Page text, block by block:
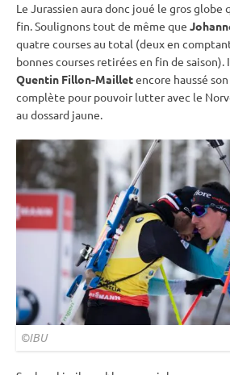
Le Jurassien aura donc joué le gros globe
fin. Soulignons tout de même que
quatre courses au total (deux en
bonnes courses retirées en fin de saison).
Quentin Fillon-Mailletencore haussé
complète pour pouvoir lutter avec le
au dossard jaune.
©IBU